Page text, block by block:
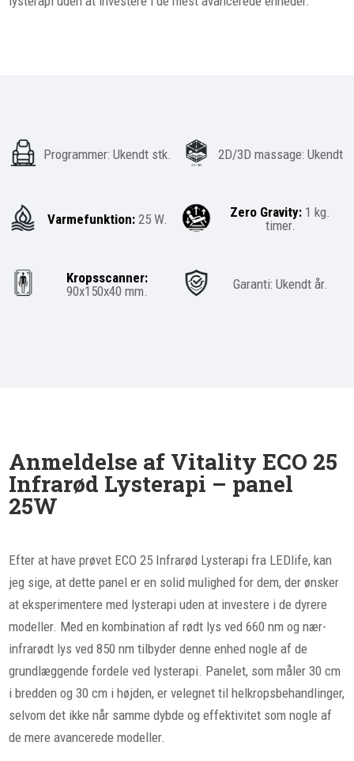
Programmer: Ukendt stk. 2D/3D massage: Ukendt
Varmefunktion: 25W. Zero Gravity: 1 kg.
timer.
Kropsscanner:
90x150x40 mm. Garanti: Ukendt år.
Anmeldelse af Vitality ECO 25
Infrarød Lysterapi – panel
25W
Efter at have prøvet ECO 25 Infrarød Lysterapi fra LEDlife, kan
jeg sige, at dette panel er en solid mulighed for dem, der ønsker
at eksperimentere med lysterapi uden at investere i de dyrere
modeller. Med en kombination af rødt lys ved 660 nm og nær-
infrarødt lys ved 850 nm tilbyder denne enhed nogle af de
grundlæggende fordele ved lysterapi. Panelet, som måler 30 cm
i bredden og 30 cm i højden, er velegnet til helkropsbehandlinger,
selvom det ikke når samme dybde og effektivitet som nogle af
de mere avancerede modeller.